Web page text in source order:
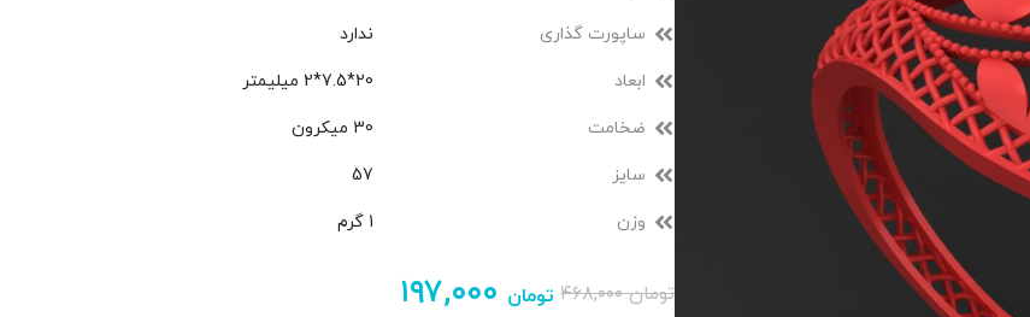
ساپورت گذاری ندارد
ابعاد 20*7.5*2 میلیمتر
ضخامت 30 میکرون
سایز 57
وزن 1 گرم
۴۶۸,۰۰۰تومان ۱۹۷,۰۰۰ تومان